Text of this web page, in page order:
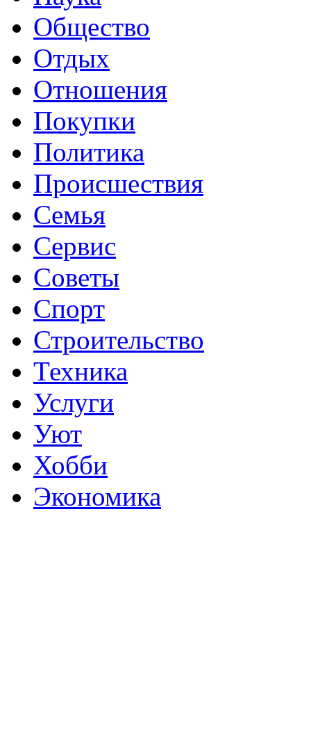
Общество
Отдых
Отношения
Покупки
Политика
Происшествия
Семья
Сервис
Советы
Спорт
Строительство
Техника
Услуги
Уют
Хобби
Экономика